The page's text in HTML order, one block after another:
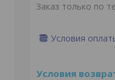
Заказ только по
Условия